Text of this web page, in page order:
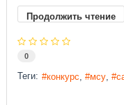
Продолжить чтение
0
Теги: конкурс мсу